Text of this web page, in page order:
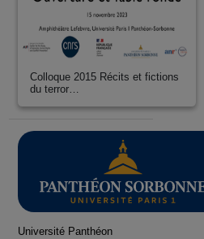
Colloque 2015 Récits et fictions
du terror…
Université Panthéon